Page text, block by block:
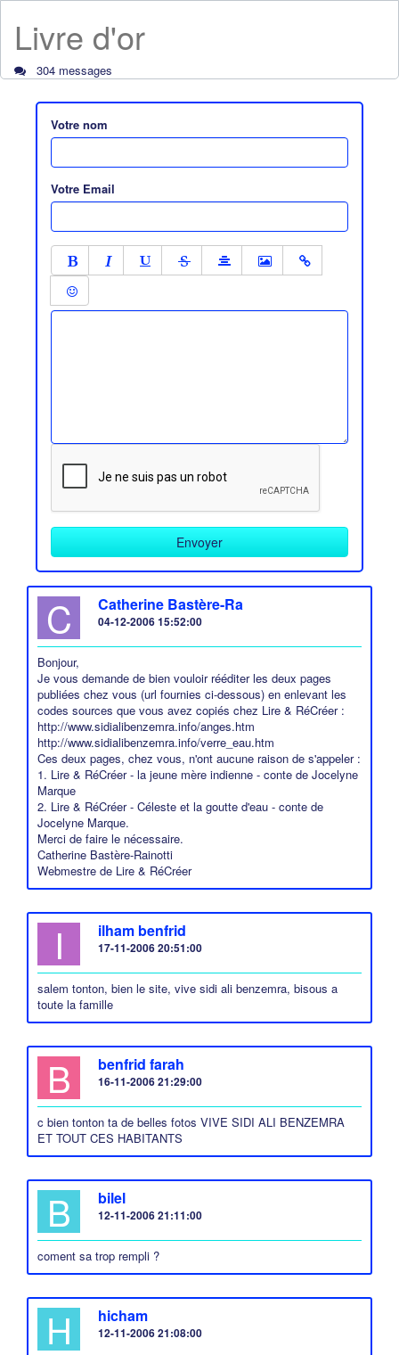
Livre d'or
304 messages
Votre nom
Votre Email
C Catherine Bastère-Ra
04-12-2006 15:52:00
Bonjour,
Je vous demande de bien vouloir rééditer les deux pages
publiées chez vous (url fournies ci-dessous) en enlevant les
codes sources que vous avez copiés chez Lire & RéCréer :
http://www.sidialibenzemra.info/anges.htm
http://www.sidialibenzemra.info/verre_eau.htm
Ces deux pages, chez vous, n'ont aucune raison de s'appeler :
1. Lire & RéCréer - la jeune mère indienne - conte de Jocelyne
Marque
2. Lire & RéCréer - Céleste et la goutte d'eau - conte de
Jocelyne Marque.
Merci de faire le nécessaire.
Catherine Bastère-Rainotti
Webmestre de Lire & RéCréer
I ilham benfrid
17-11-2006 20:51:00
salem tonton, bien le site, vive sidi ali benzemra, bisous a
toute la famille
B benfrid farah
16-11-2006 21:29:00
c bien tonton ta de belles fotos VIVE SIDI ALI BENZEMRA
ET TOUT CES HABITANTS
B bilel
12-11-2006 21:11:00
coment sa trop rempli ?
H hicham
12-11-2006 21:08:00